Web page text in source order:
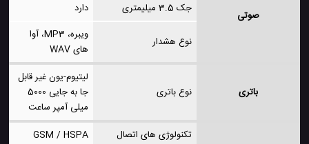
صوتی
جک 3.5 میلیمتری
دارد
نوع هشدار
ویبره، MP3، آوا
های WAV
باتری نوع باتری
لیتیوم-یون غیر قابل
جا به جایی 5000
میلی آمپر ساعت
تکنولوژی های اتصال GSM / HSPA